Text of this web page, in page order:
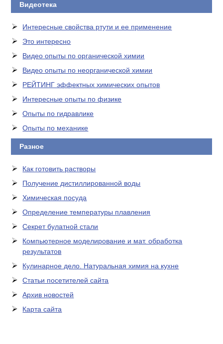
Видеотека
Интересные свойства ртути и ее применение
Это интересно
Видео опыты по органической химии
Видео опыты по неорганической химии
РЕЙТИНГ эффектных химических опытов
Интересные опыты по физике
Опыты по гидравлике
Опыты по механике
Разное
Как готовить растворы
Получение дистиллированной воды
Химическая посуда
Определение температуры плавления
Секрет булатной стали
Компьютерное моделирование и мат. обработка
результатов
Кулинарное дело. Натуральная химия на кухне
Статьи посетителей сайта
Архив новостей
Карта сайта